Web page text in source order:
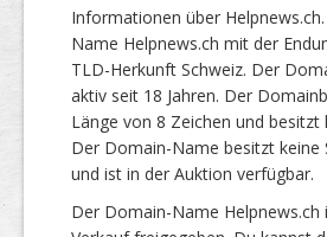
Informationen über
Name Helpnews.ch mit der
TLD-Herkunft Schweiz. Der
aktiv seit 18 Jahren. Der
Länge von 8 Zeichen und besitzt
Der Domain-Name besitzt keine
und ist in der Auktion verfügbar.
Der Domain-Name Helpnews.ch